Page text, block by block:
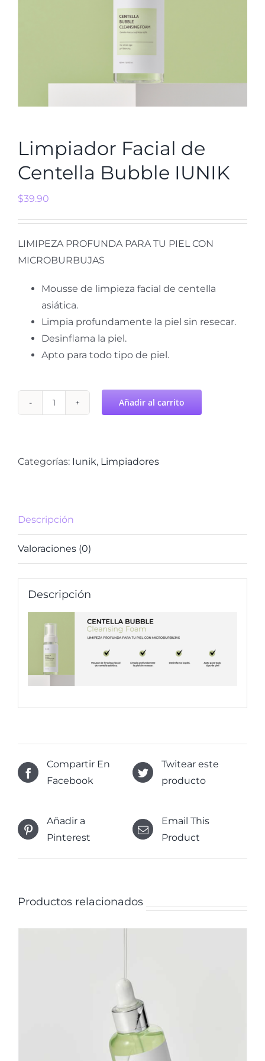
Limpiador Facial de
Centella Bubble IUNIK
$39.90
LIMIPEZA PROFUNDA PARA TU PIEL CON
MICROBURBUJAS
Mousse de limpieza facial de centella
asiática.
Limpia profundamente la piel sin resecar.
Desinflama la piel.
Apto para todo tipo de piel.
Centella
Añadir al carrito
Categorías: Iunik, Limpiadores
Descripción
Valoraciones (0)
Descripción
Compartir En
Facebook
Twitear este
producto
Añadir a
Pinterest
Email This
Product
Productos relacionados